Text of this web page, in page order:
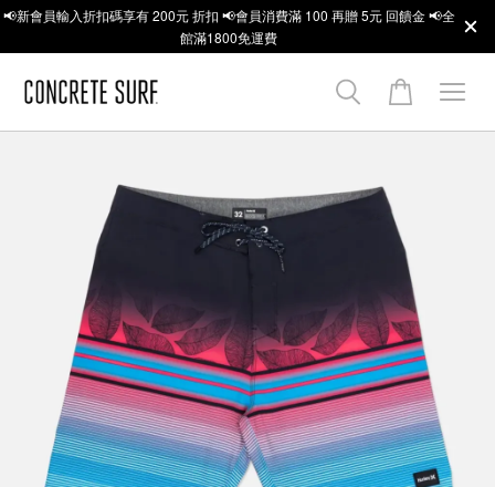
📢新會員輸入折扣碼享有 200元 折扣 📢會員消費滿 100 再贈 5元 回饋金 📢全
館滿1800免運費